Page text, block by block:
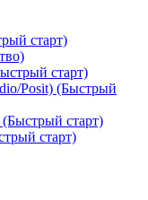
старт)
старт)
Posit) (Быстрый
старт)
старт)